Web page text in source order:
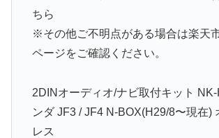
ちら
※その他ご不明点がある場合は楽天
ページをご確認ください。
2DINオーディオ/ナビ取付キット
ンダ JF3 / JF4 N-BOX(H29/8〜現在)
レス